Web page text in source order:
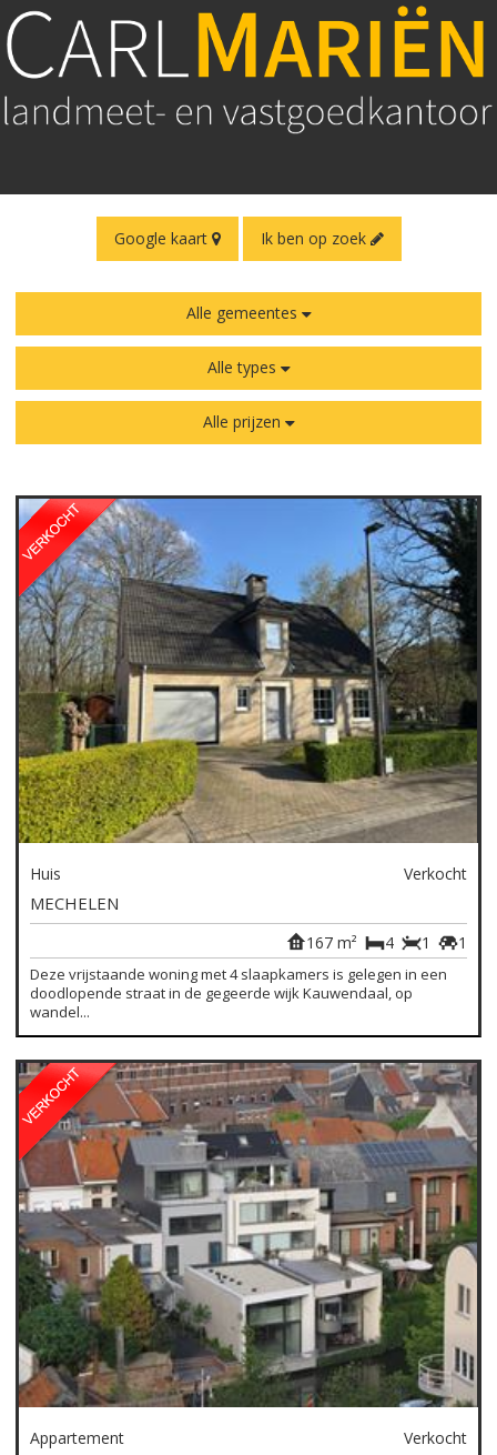
Google kaart Ik ben op zoek
Alle gemeentes
Alle types
Alle prijzen
Huis Verkocht
MECHELEN
1
1
4
167 m²
Deze vrijstaande woning met 4 slaapkamers is gelegen in een
doodlopende straat in de gegeerde wijk Kauwendaal, op
wandel...
Appartement Verkocht